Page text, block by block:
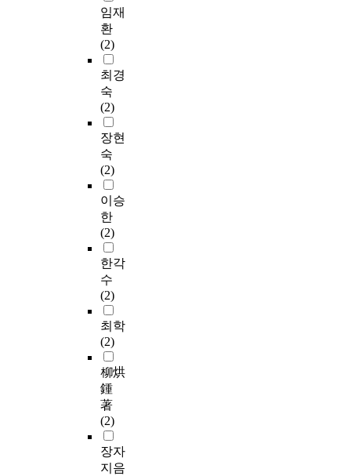
임재
환
(2)
최경
숙
(2)
장현
숙
(2)
이승
한
(2)
한각
수
(2)
최학
(2)
柳烘
鍾
著
(2)
장자
지음